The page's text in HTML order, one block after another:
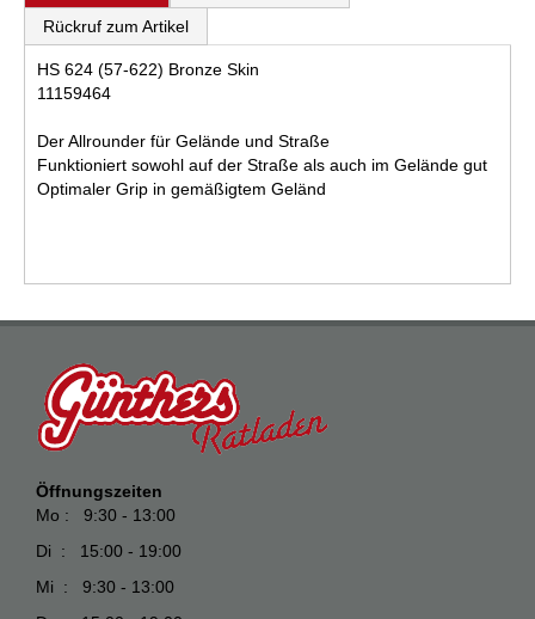
Rückruf zum Artikel
HS 624 (57-622) Bronze Skin
11159464
Der Allrounder für Gelände und Straße
Funktioniert sowohl auf der Straße als auch im Gelände gut
Optimaler Grip in gemäßigtem Geländ
Öffnungszeiten
Mo : 9:30 - 13:00
Di : 15:00 - 19:00
Mi : 9:30 - 13:00